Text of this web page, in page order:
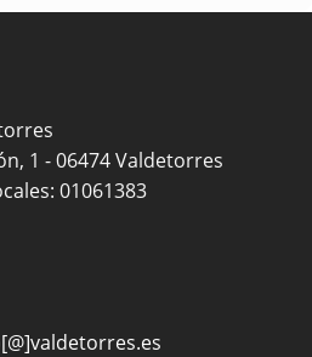
1 - 06474 Valdetorres
01061383